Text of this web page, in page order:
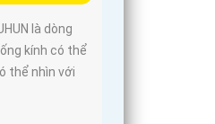
là dòng
kính có thể
thể nhìn với